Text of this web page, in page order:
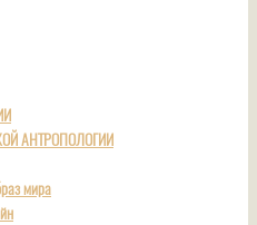
АНТРОПОЛОГИИ
мира